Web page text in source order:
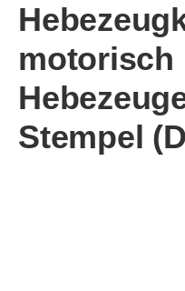
motorisch
Stempel